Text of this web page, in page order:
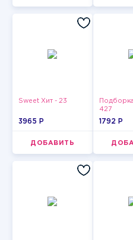
Sweet Хит - 23
3965 P
ДОБАВИТЬ
427
1792 P